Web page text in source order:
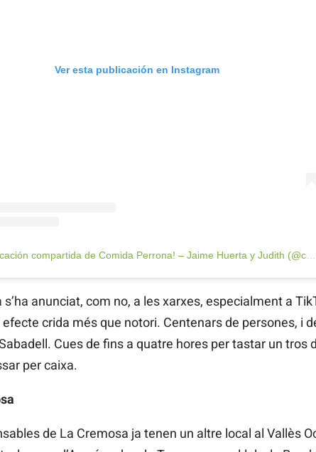
Ver esta publicación en Instagram
Una publicación compartida de Comida Perrona! – Jaime Huerta y Judith (@comidaperronaa)
s’ha anunciat, com no, a les xarxes, especialment a
crida més que notori. Centenars de persones, i
Cues de fins a quatre hores per tastar un tros
per caixa.
de La Cremosa ja tenen un altre local al Vallès